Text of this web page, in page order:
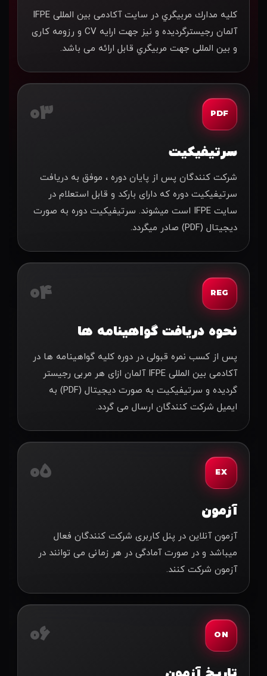
کلیه مدارك مربیگري در سایت آکادمی بین المللی IFPE
آلمان رجیسترگردیده و نیز جهت ارایه CV و رزومه کارى
و بین المللى جهت مربیگري قابل ارائه مى باشد.
PDF
03
سرتیفیکیت
شركت كنندگان پس از پايان دوره ، موفق به دريافت
سرتيفيکيت دوره که دارای بارکد و قابل استعلام در
سایت IFPE است میشوند. سرتیفیکیت دوره به صورت
دیجیتال (PDF) صادر میگردد.
REG
04
نحوه دریافت گواهینامه ها
پس از کسب نمره قبولی در دوره کلیه گواهینامه ها در
آکادمی بین المللی IFPE آلمان ازای هر مربی رجیستر
گردیده و سرتیفیکیت به صورت دیجیتال (PDF) به
ایمیل شرکت کنندگان ارسال می گردد.
EX
05
آزمون
آزمون آنلاین در پنل کاربری شرکت کنندگان فعال
میباشد و در صورت آمادگی در هر زمانی می توانند در
آزمون شرکت کنند.
ON
06